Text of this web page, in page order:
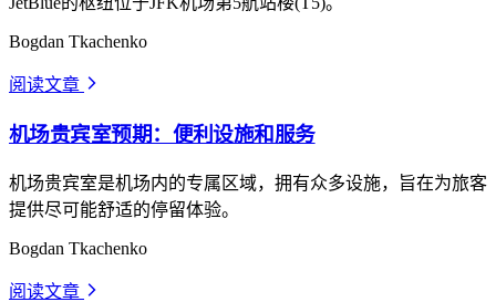
Bogdan Tkachenko
阅读文章 arrow_forward_ios
机场贵宾室预期：便利设施和服务
机场贵宾室是机场内的专属区域，拥有众多设施，旨在为旅客
提供尽可能舒适的停留体验。
Bogdan Tkachenko
阅读文章 arrow_forward_ios